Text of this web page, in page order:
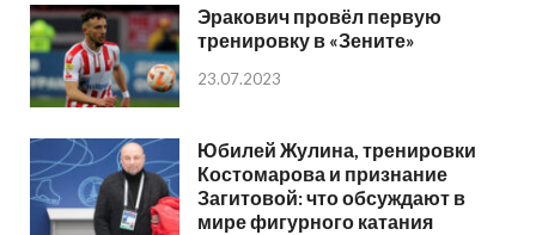
Эракович провёл первую
тренировку в «Зените»
23.07.2023
Юбилей Жулина, тренировки
Костомарова и признание
Загитовой: что обсуждают в
мире фигурного катания